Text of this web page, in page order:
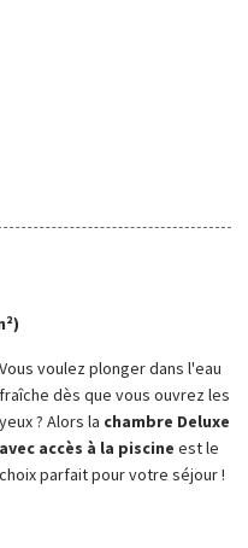
Vous voulez plonger dans l'eau
fraîche dès que vous ouvrez les
yeux ? Alors la chambre Deluxe
avec accès à la piscine est le
choix parfait pour votre séjour !